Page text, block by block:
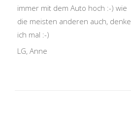
immer mit dem Auto hoch :-) wie
die meisten anderen auch, denke
ich mal :-)
LG, Anne